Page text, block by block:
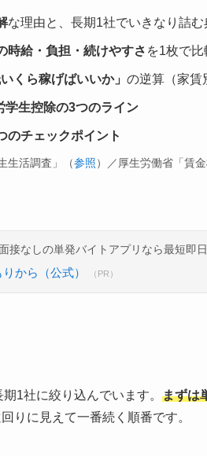
な理由と、長期1社でいきなり詰
時給・負担・続けやすさ を1枚で比
くら稼げばいいか」 の逆算（家賃
学生控除の3つのライン
のチェックポイント
生活調査」（参照）／厚生労働省「賃
なしの単発バイトアプリなら最短即日
から（公式） （PR）
1社に絞り込んでいます。 まずは
りに見えて一番続く順番です。